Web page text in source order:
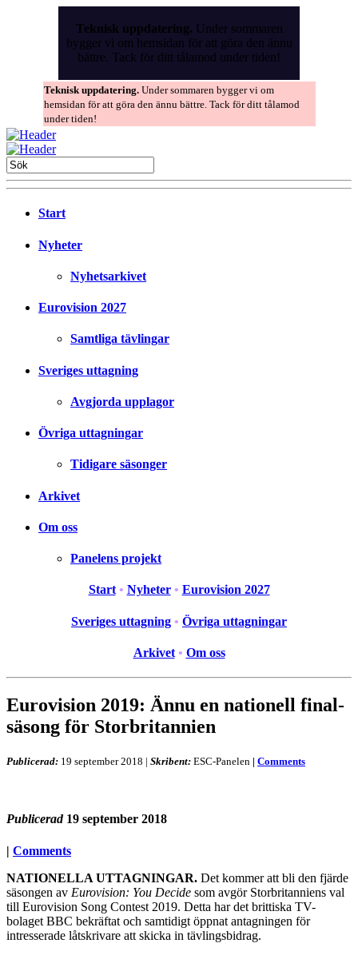
Teknisk uppdatering. Under sommaren
bygger vi om hemsidan för att göra den ännu
bättre. Tack för ditt tålamod under tiden!
Teknisk uppdatering. Under sommaren bygger vi om
hemsidan för att göra den ännu bättre. Tack för ditt tålamod
under tiden!
Start
Nyheter
Nyhetsarkivet
Eurovision 2027
Samtliga tävlingar
Sveriges uttagning
Avgjorda upplagor
Övriga uttagningar
Tidigare säsonger
Arkivet
Om oss
Panelens projekt
Start • Nyheter • Eurovision 2027
Sveriges uttagning • Övriga uttagningar
Arkivet • Om oss
Eurovision 2019: Ännu en nationell final-
säsong för Storbritannien
Publicerad: 19 september 2018 | Skribent: ESC-Panelen | Comments
Publicerad 19 september 2018
| Comments
NATIONELLA UTTAGNINGAR. Det kommer att bli den fjärde
säsongen av Eurovision: You Decide som avgör Storbritanniens val
till Eurovision Song Contest 2019. Detta har det brittiska TV-
bolaget BBC bekräftat och samtidigt öppnat antagningen för
intresserade låtskrivare att skicka in tävlingsbidrag.